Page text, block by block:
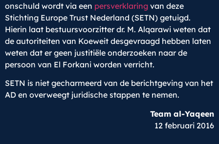
onschuld wordt via een persverklaring van deze
Stichting Europe Trust Nederland (SETN) getuigd.
Hierin laat bestuursvoorzitter dr. M. Alqarawi weten dat
de autoriteiten van Koeweit desgevraagd hebben laten
weten dat er geen justitiële onderzoeken naar de
persoon van El Forkani worden verricht.
SETN is niet gecharmeerd van de berichtgeving van het
AD en overweegt juridische stappen te nemen.
Team al-Yaqeen
12 februari 2016